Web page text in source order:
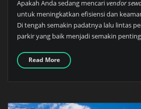
Apakah Anda sedang mencarivendor
untuk meningkatkan efisiensi dan
Di tengah semakin padatnya lalu lintas
parkir yang baik menjadi semakin
Read More